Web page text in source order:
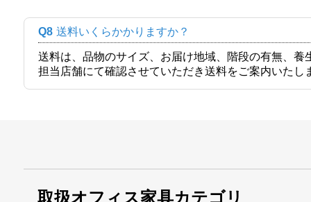
Q8 送料いくらかかりますか？
送料は、品物のサイズ、お届け地域、階段の有無、
担当店舗にて確認させていただき送料をご案内いたし
取扱オフィス家具カテゴリ